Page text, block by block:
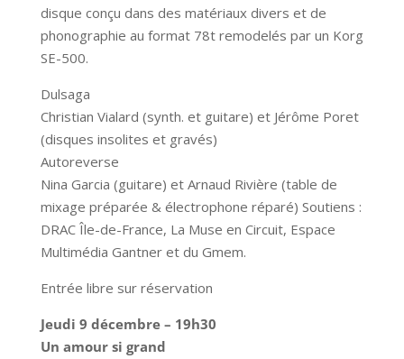
disque conçu dans des matériaux divers et de
phonographie au format 78t remodelés par un Korg
SE-500.
Dulsaga
Christian Vialard (synth. et guitare) et Jérôme Poret
(disques insolites et gravés)
Autoreverse
Nina Garcia (guitare) et Arnaud Rivière (table de
mixage préparée & électrophone réparé) Soutiens :
DRAC Île-de-France, La Muse en Circuit, Espace
Multimédia Gantner et du Gmem.
Entrée libre sur réservation
Jeudi 9 décembre – 19h30
Un amour si grand